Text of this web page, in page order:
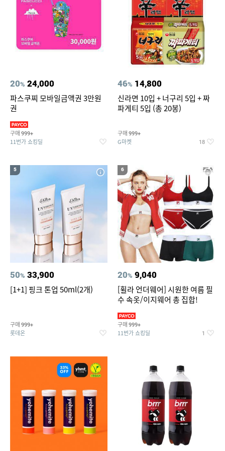
20% 24,000
파스쿠찌 모바일금액권 3만원
권
구매 999+
11번가 쇼킹딜
46% 14,800
신라면 10입 + 너구리 5입 + 짜
파게티 5입 (총 20봉)
구매 999+
G마켓 18
5
50% 33,900
[1+1] 핑크 톤업 50ml(2개)
구매 999+
롯데온
6
20% 9,040
[휠라 언더웨어] 시원한 여름 필
수 속옷/이지웨어 총 집합!
구매 999+
11번가 쇼킹딜 1